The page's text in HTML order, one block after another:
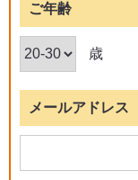
ご年齢
歳
メールアドレス